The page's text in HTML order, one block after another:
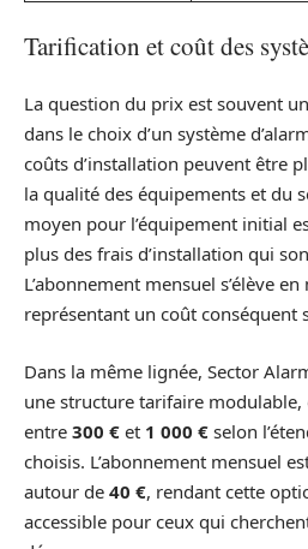
Tarification et coût des
La question du prix est souvent
dans le choix d’un système
coûts d’installation peuvent être
la qualité des équipements et du
moyen pour l’équipement initial
plus des frais d’installation qui
L’abonnement mensuel s’élève
représentant un coût conséquent
Dans la même lignée, Sector
une structure tarifaire
entre 300 € et 1 000 € selon
choisis. L’abonnement mensuel
autour de 40 €, rendant cette
accessible pour ceux qui